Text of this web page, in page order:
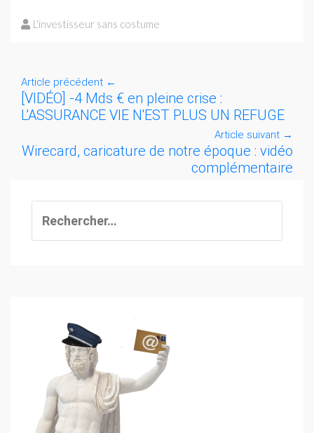
L'investisseur sans costume
Article précédent ←
[VIDÉO] -4 Mds € en pleine crise :
L'ASSURANCE VIE N'EST PLUS UN REFUGE
Article suivant →
Wirecard, caricature de notre époque : vidéo
complémentaire